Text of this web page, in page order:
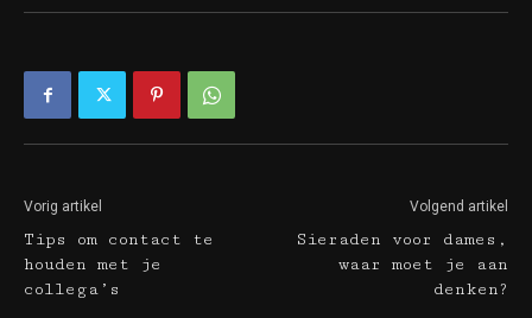
Vorig artikel
Tips om contact te
houden met je
collega’s
Volgend artikel
Sieraden voor dames,
waar moet je aan
denken?